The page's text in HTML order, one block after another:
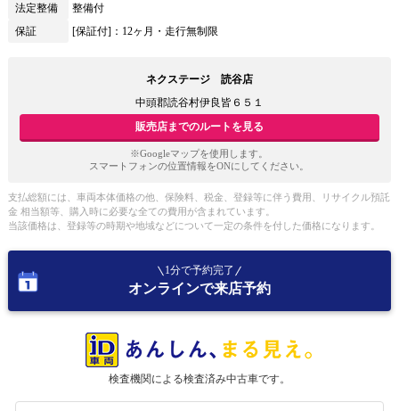
法定整備
整備付
保証
[保証付]：12ヶ月・走行無制限
ネクステージ 読谷店
中頭郡読谷村伊良皆６５１
販売店までのルートを見る
※Googleマップを使用します。
スマートフォンの位置情報をONにしてください。
支払総額には、車両本体価格の他、保険料、税金、登録等に伴う費用、リサイクル預託
金 相当額等、購入時に必要な全ての費用が含まれています。
当該価格は、登録等の時期や地域などについて一定の条件を付した価格になります。
1分で予約完了
オンラインで来店予約
検査機関による検査済み中古車です。